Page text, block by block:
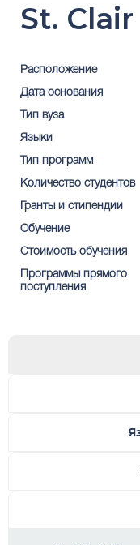
St.
Расположение
Дата основания
Тип вуза
Языки
Тип программ
Количество студентов
Гранты и стипендии
Обучение
Стоимость обучения
Программы прямого
поступления